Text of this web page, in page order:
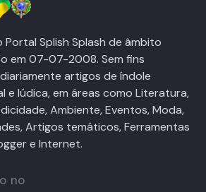
Splish Splash de âmbito
em 07-07-2008. Sem fins
artigos de índole
e lúdica, em áreas como Literatura,
Ambiente, Eventos, Moda,
Artigos temáticos, Ferramentas
e Internet.
no